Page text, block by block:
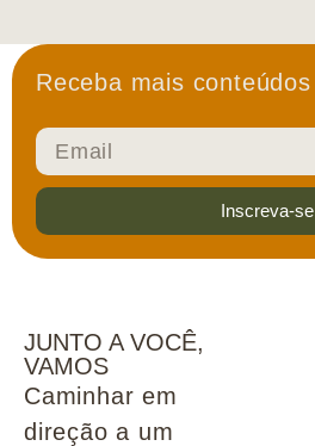
Receba mais conteúdos
Inscreva-se
JUNTO A VOCÊ,
VAMOS
Caminhar em
direção a um